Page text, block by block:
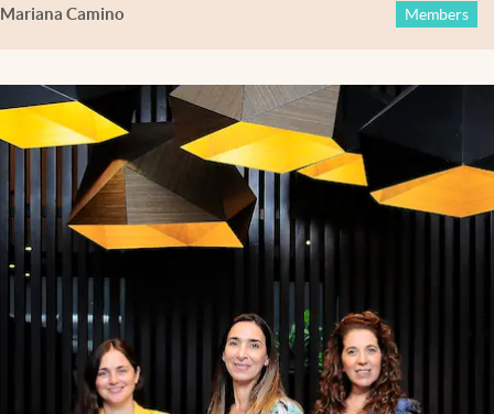
Mariana Camino Members